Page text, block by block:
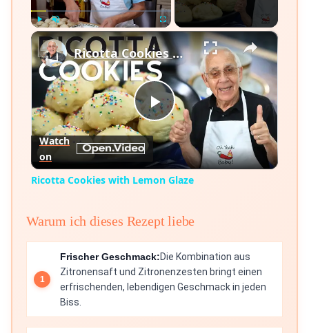
Play ×
Play
Video
Ricotta Cookies with Lemon Glaze
Watch
on
Ricotta Cookies with Lemon Glaze
Warum ich dieses Rezept liebe
Frischer Geschmack:Die Kombination aus
Zitronensaft und Zitronenzesten bringt einen
erfrischenden, lebendigen Geschmack in jeden
Biss.